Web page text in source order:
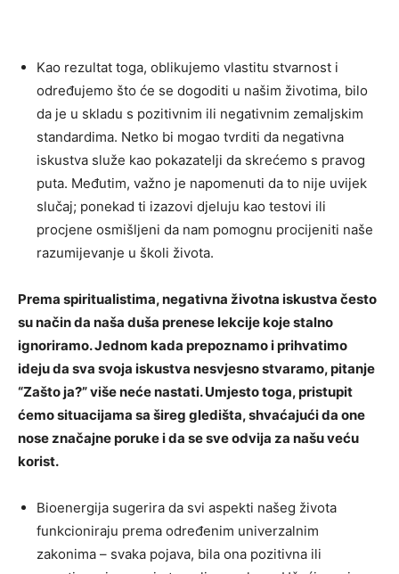
Kao rezultat toga, oblikujemo vlastitu stvarnost i
određujemo što će se dogoditi u našim životima, bilo
da je u skladu s pozitivnim ili negativnim zemaljskim
standardima. Netko bi mogao tvrditi da negativna
iskustva služe kao pokazatelji da skrećemo s pravog
puta. Međutim, važno je napomenuti da to nije uvijek
slučaj; ponekad ti izazovi djeluju kao testovi ili
procjene osmišljeni da nam pomognu procijeniti naše
razumijevanje u školi života.
Prema spiritualistima, negativna životna iskustva često
su način da naša duša prenese lekcije koje stalno
ignoriramo. Jednom kada prepoznamo i prihvatimo
ideju da sva svoja iskustva nesvjesno stvaramo, pitanje
“Zašto ja?” više neće nastati. Umjesto toga, pristupit
ćemo situacijama sa šireg gledišta, shvaćajući da one
nose značajne poruke i da se sve odvija za našu veću
korist.
Bioenergija sugerira da svi aspekti našeg života
funkcioniraju prema određenim univerzalnim
zakonima – svaka pojava, bila ona pozitivna ili